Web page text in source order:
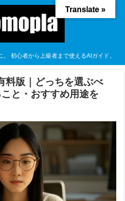
初心者から上級者まで使えるAIガイド。
料版｜どっちを選ぶべ
と・おすすめ用途を
Translate »